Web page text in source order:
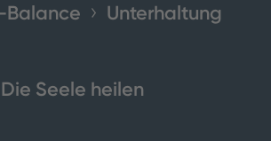
Balance Unterhaltung
Die Seele heilen